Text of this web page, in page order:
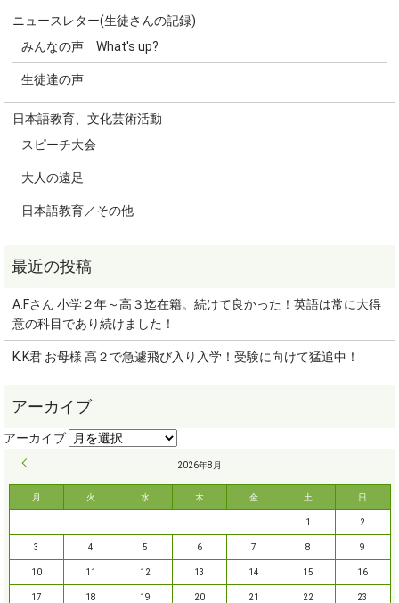
ニュースレター(生徒さんの記録)
みんなの声 What's up?
生徒達の声
日本語教育、文化芸術活動
スピーチ大会
大人の遠足
日本語教育／その他
A.Fさん 小学２年～高３迄在籍。続けて良かった！英語は常に大得
意の科目であり続けました！
K.K君 お母様 高２で急遽飛び入り入学！受験に向けて猛追中！
2026年8月
月 火 水 木 金 土 日
1 2
3 4 5 6 7 8 9
10 11 12 13 14 15 16
17 18 19 20 21 22 23